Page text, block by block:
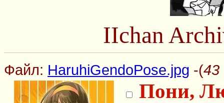
IIchan
Файл: HaruhiGendoPose.jpg -(43
Пони,